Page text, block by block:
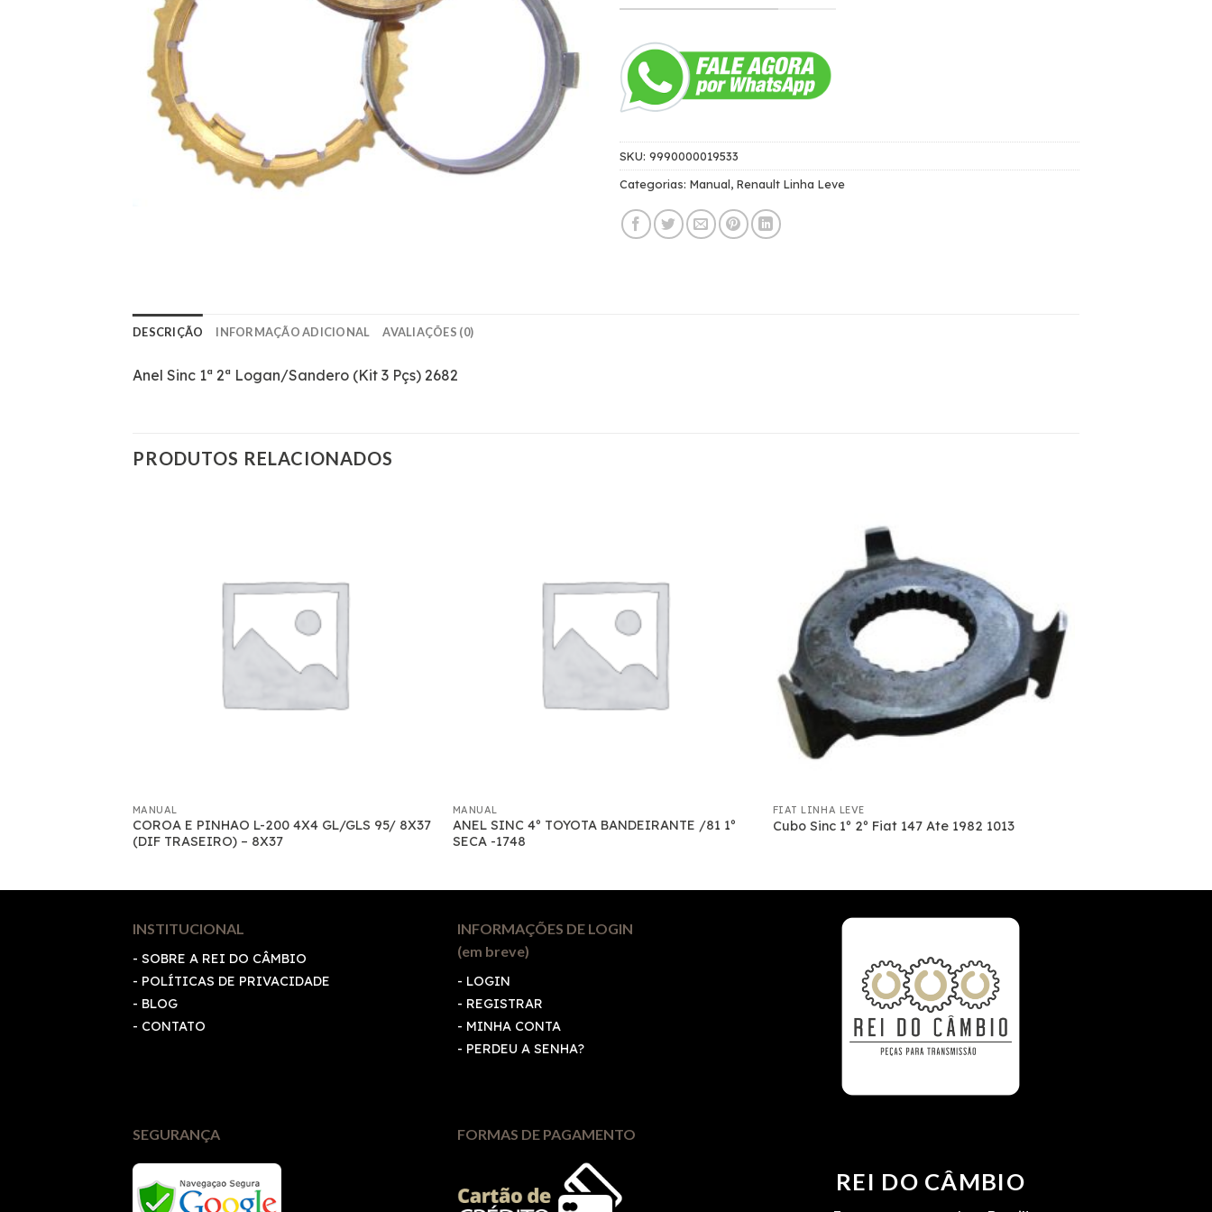
SKU: 9990000019533
Categorias: Manual, Renault Linha Leve
DESCRIÇÃO INFORMAÇÃO ADICIONAL AVALIAÇÕES (0)
Anel Sinc 1ª 2ª Logan/Sandero (Kit 3 Pçs) 2682
PRODUTOS RELACIONADOS
MANUAL
COROA E PINHAO L-200 4X4 GL/GLS 95/ 8X37
(DIF TRASEIRO) – 8X37
MANUAL
ANEL SINC 4º TOYOTA BANDEIRANTE /81 1º
SECA -1748
FIAT LINHA LEVE
Cubo Sinc 1º 2º Fiat 147 Ate 1982 1013
INSTITUCIONAL
- SOBRE A REI DO CÂMBIO
- POLÍTICAS DE PRIVACIDADE
- BLOG
- CONTATO
INFORMAÇÕES DE LOGIN
(em breve)
- LOGIN
- REGISTRAR
- MINHA CONTA
- PERDEU A SENHA?
SEGURANÇA FORMAS DE PAGAMENTO
REI DO CÂMBIO